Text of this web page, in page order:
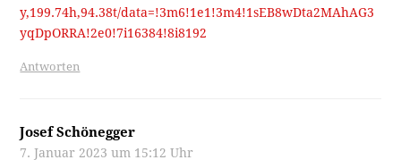
y,199.74h,94.38t/data=!3m6!1e1!3m4!1sEB8wDta2MAhAG3
yqDpORRA!2e0!7i16384!8i8192
Antworten
Josef Schönegger
7. Januar 2023 um 15:12 Uhr